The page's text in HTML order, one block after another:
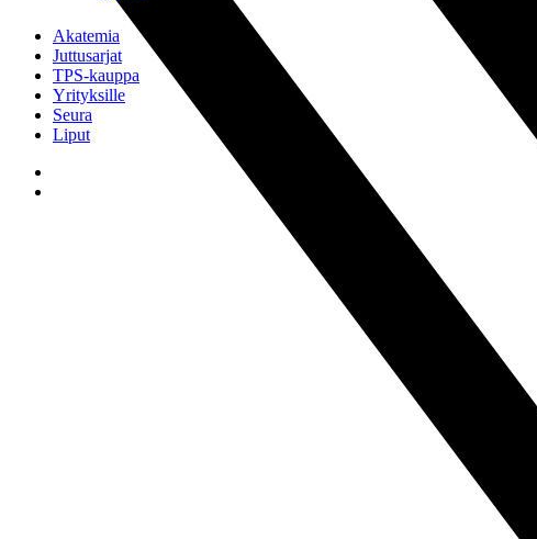
Akatemia
Juttusarjat
TPS-kauppa
Yrityksille
Seura
Liput